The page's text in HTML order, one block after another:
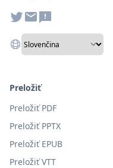
Preložiť
Preložiť PDF
Preložiť PPTX
Preložiť EPUB
Preložiť VTT